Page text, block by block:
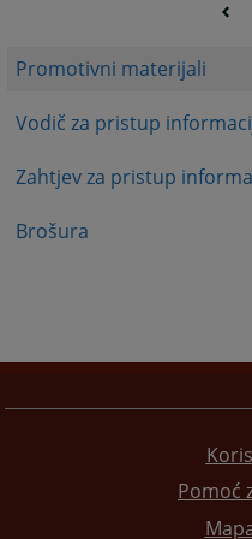
Promotivni materijali
Vodič za pristup
Zahtjev za pristup
Brošura
Pomoć